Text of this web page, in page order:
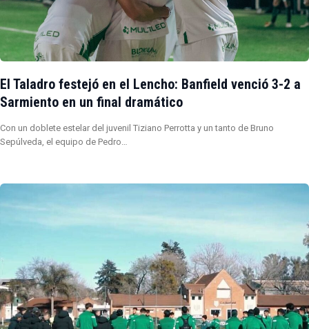
El Taladro festejó en el Lencho: Banfield venció 3-2 a
Sarmiento en un final dramático
Con un doblete estelar del juvenil Tiziano Perrotta y un tanto de Bruno
Sepúlveda, el equipo de Pedro…